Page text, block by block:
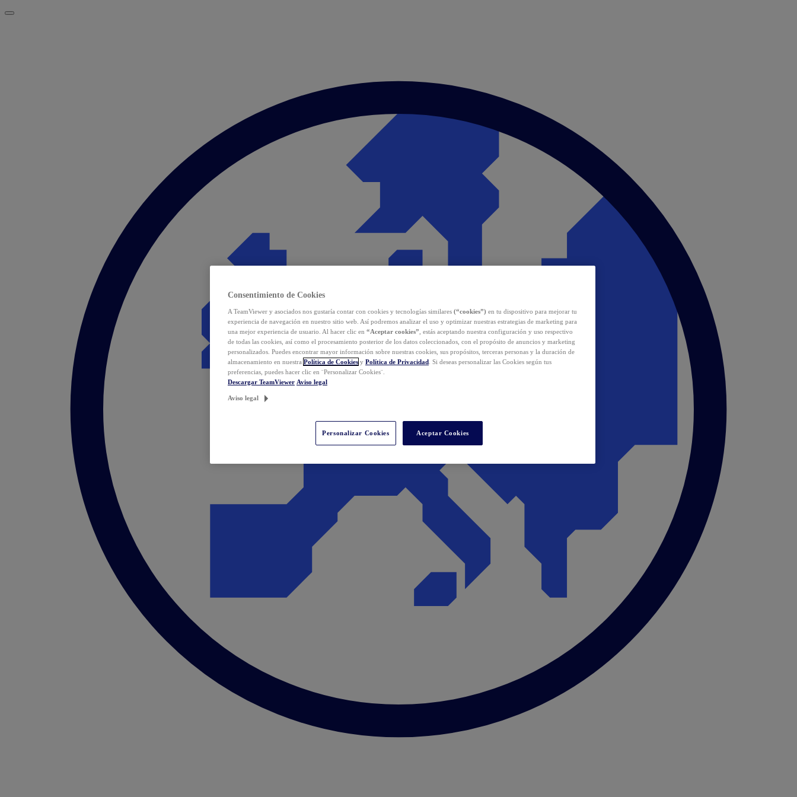
Consentimiento de Cookies
A TeamViewer y asociados nos gustaría contar con cookies y tecnologías similares (“cookies”) en tu dispositivo para mejorar tu
experiencia de navegación en nuestro sitio web. Así podremos analizar el uso y optimizar nuestras estrategias de marketing para
una mejor experiencia de usuario. Al hacer clic en “Aceptar cookies” , estás aceptando nuestra configuración y uso respectivo
de todas las cookies, así como el procesamiento posterior de los datos coleccionados, con el propósito de anuncios y marketing
personalizados. Puedes encontrar mayor información sobre nuestras cookies, sus propósitos, terceras personas y la duración de
almacenamiento en nuestra Política de Cookies y Política de Privacidad . Si deseas personalizar las Cookies según tus
preferencias, puedes hacer clic en ¨Personalizar Cookies¨.
Descargar TeamViewer Aviso legal
Aviso legal
Personalizar Cookies Aceptar Cookies